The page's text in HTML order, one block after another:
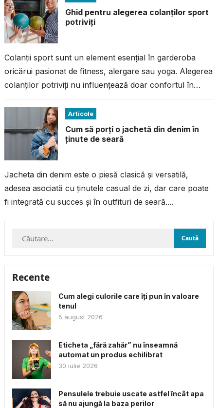
Ghid pentru alegerea colanților sport
potriviți
Colanții sport sunt un element esențial în garderoba
oricărui pasionat de fitness, alergare sau yoga. Alegerea
colanților potriviți nu influențează doar confortul în
Articole
Cum să porți o jachetă din denim în
ținute de seară
Jacheta din denim este o piesă clasică și versatilă,
adesea asociată cu ținutele casual de zi, dar care poate
fi integrată cu succes și în outfituri de seară....
Caută
Recente
Cum alegi culorile care îți pun în valoare
tenul
5 august 2026
Eticheta „fără zahăr” nu înseamnă
automat un produs echilibrat
30 iulie 2026
Pensulele trebuie uscate astfel încât apa
să nu ajungă la baza perilor